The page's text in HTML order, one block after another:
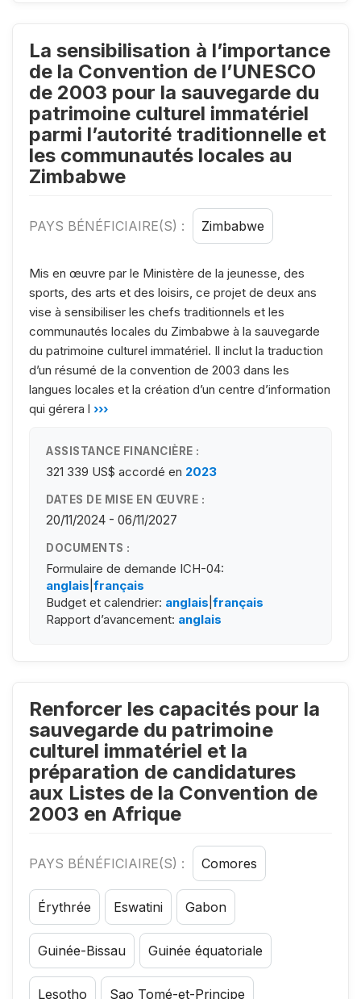
La sensibilisation à l’importance
de la Convention de l’UNESCO
de 2003 pour la sauvegarde du
patrimoine culturel immatériel
parmi l’autorité traditionnelle et
les communautés locales au
Zimbabwe
PAYS BÉNÉFICIAIRE(S) : Zimbabwe
Mis en œuvre par le Ministère de la jeunesse, des
sports, des arts et des loisirs, ce projet de deux ans
vise à sensibiliser les chefs traditionnels et les
communautés locales du Zimbabwe à la sauvegarde
du patrimoine culturel immatériel. Il inclut la traduction
d’un résumé de la convention de 2003 dans les
langues locales et la création d’un centre d’information
qui gérera l ›››
ASSISTANCE FINANCIÈRE :
321 339 US$ accordé en 2023
DATES DE MISE EN ŒUVRE :
20/11/2024 - 06/11/2027
DOCUMENTS :
Formulaire de demande ICH-04:
anglais français
Budget et calendrier: anglais français
Rapport d’avancement: anglais
Renforcer les capacités pour la
sauvegarde du patrimoine
culturel immatériel et la
préparation de candidatures
aux Listes de la Convention de
2003 en Afrique
PAYS BÉNÉFICIAIRE(S) : Comores
Érythrée Eswatini Gabon
Guinée-Bissau Guinée équatoriale
Lesotho Sao Tomé-et-Principe